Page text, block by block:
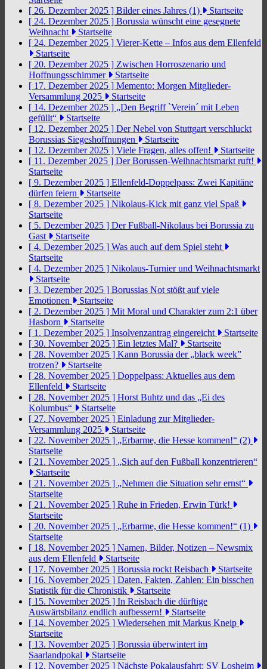
[ 26. Dezember 2025 ] Bilder eines Jahres (1)
Startseite
[ 24. Dezember 2025 ] Borussia wünscht eine gesegnete
Weihnacht
Startseite
[ 24. Dezember 2025 ] Vierer-Kette – Infos aus dem Ellenfeld
Startseite
[ 20. Dezember 2025 ] Zwischen Horroszenario und
Hoffnungsschimmer
Startseite
[ 17. Dezember 2025 ] Memento: Morgen Mitglieder-
Versammlung 2025
Startseite
[ 14. Dezember 2025 ] „Den Begriff `Verein´ mit Leben
gefüllt“
Startseite
[ 12. Dezember 2025 ] Der Nebel von Stuttgart verschluckt
Borussias Siegeshoffnungen
Startseite
[ 12. Dezember 2025 ] Viele Fragen, alles offen!
Startseite
[ 11. Dezember 2025 ] Der Borussen-Weihnachtsmarkt ruft!
Startseite
[ 9. Dezember 2025 ] Ellenfeld-Doppelpass: Zwei Kapitäne
dürfen feiern
Startseite
[ 8. Dezember 2025 ] Nikolaus-Kick mit ganz viel Spaß
Startseite
[ 5. Dezember 2025 ] Der Fußball-Nikolaus bei Borussia zu
Gast
Startseite
[ 4. Dezember 2025 ] Was auch auf dem Spiel steht
Startseite
[ 4. Dezember 2025 ] Nikolaus-Turnier und Weihnachtsmarkt
Startseite
[ 3. Dezember 2025 ] Borussias Not stößt auf viele
Emotionen
Startseite
[ 2. Dezember 2025 ] Mit Moral und Charakter zum 2:1 über
Hasborn
Startseite
[ 1. Dezember 2025 ] Insolvenzantrag eingereicht
Startseite
[ 30. November 2025 ] Ein letztes Mal?
Startseite
[ 28. November 2025 ] Kann Borussia der „black week”
trotzen?
Startseite
[ 28. November 2025 ] Doppelpass: Aktuelles aus dem
Ellenfeld
Startseite
[ 28. November 2025 ] Horst Buhtz und das „Ei des
Kolumbus“
Startseite
[ 27. November 2025 ] Einladung zur Mitglieder-
Versammlung 2025
Startseite
[ 22. November 2025 ] „Erbarme, die Hesse kommen!“ (2)
Startseite
[ 21. November 2025 ] „Sich auf den Fußball konzentrieren“
Startseite
[ 21. November 2025 ] „Nehmen die Situation sehr ernst“
Startseite
[ 21. November 2025 ] Ruhe in Frieden, Erwin Türk!
Startseite
[ 20. November 2025 ] „Erbarme, die Hesse kommen!“ (1)
Startseite
[ 18. November 2025 ] Namen, Bilder, Notizen – Newsmix
aus dem Ellenfeld
Startseite
[ 17. November 2025 ] Borussia rockt Reisbach
Startseite
[ 16. November 2025 ] Daten, Fakten, Zahlen: Ein bisschen
Statistik für die Chronistik
Startseite
[ 15. November 2025 ] In Reisbach die dürftige
Auswärtsbilanz endlich aufbessern!
Startseite
[ 14. November 2025 ] Wiedersehen mit Markus Kneip
Startseite
[ 13. November 2025 ] Borussia überwintert im
Saarlandpokal
Startseite
[ 12. November 2025 ] Nächste Pokalausfahrt: SV Losheim